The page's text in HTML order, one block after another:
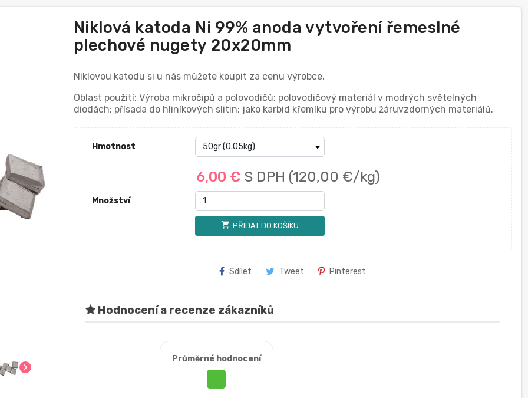
chevron_right
Niklová katoda Ni 99% anoda vytvoření řemeslné
plechové nugety 20x20mm
Niklovou katodu si u nás můžete koupit za cenu výrobce.
Oblast použití: Výroba mikročipů a polovodičů; polovodičový materiál v modrých světelných
diodách; přísada do hliníkových slitin; jako karbid křemíku pro výrobu žáruvzdorných materiálů.
Hmotnost
6,00 € S DPH (120,00 €/kg)
Množství
shopping_cart PŘIDAT DO KOŠÍKU
Sdílet Tweet Pinterest
Hodnocení a recenze zákazníků
Průměrné hodnocení